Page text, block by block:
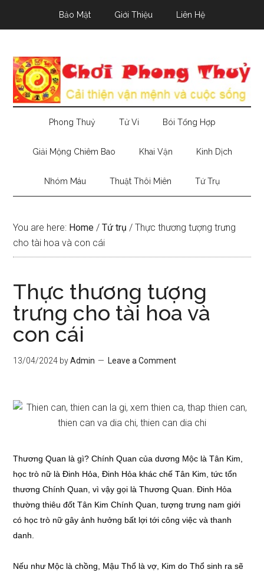
Bảo Mật Giới Thiệu Liên Hệ
Phong Thuỷ Tử Vi Bói Tổng Hợp
Giải Mộng Chiêm Bao Khai Vận Kinh Dịch
Nhóm Máu Thuật Thôi Miên Tứ Trụ
You are here: Home / Tứ trụ / Thực thương tượng trưng
cho tài hoa và con cái
Thực thương tượng
trưng cho tài hoa và
con cái
13/04/2024 byAdmin Leave a Comment
Thương Quan là gì? Chính Quan của dương Mộc là Tân Kim,
học trò nữ là Đinh Hỏa, Đinh Hỏa khác chế Tân Kim, tức tổn
thương Chính Quan, vì vậy gọi là Thương Quan. Đinh Hỏa
thường thiêu đốt Tân Kim Chính Quan, tượng trưng nam giới
có học trò nữ gây ảnh hưởng bất lợi tới công việc và thanh
danh.
Nếu như Mộc là chồng, Mậu Thổ là vợ, Kim do Thổ sinh ra sẽ